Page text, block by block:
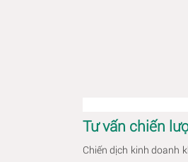
Tư vấn chiến
Chiến dịch kinh doanh